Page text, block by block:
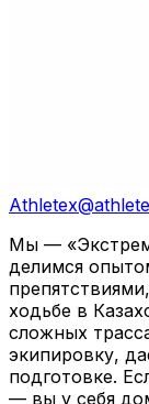
Athletex@
Мы —
делимся
ходьбе в
сложных
экипировку,
подготовке.
— вы у себя